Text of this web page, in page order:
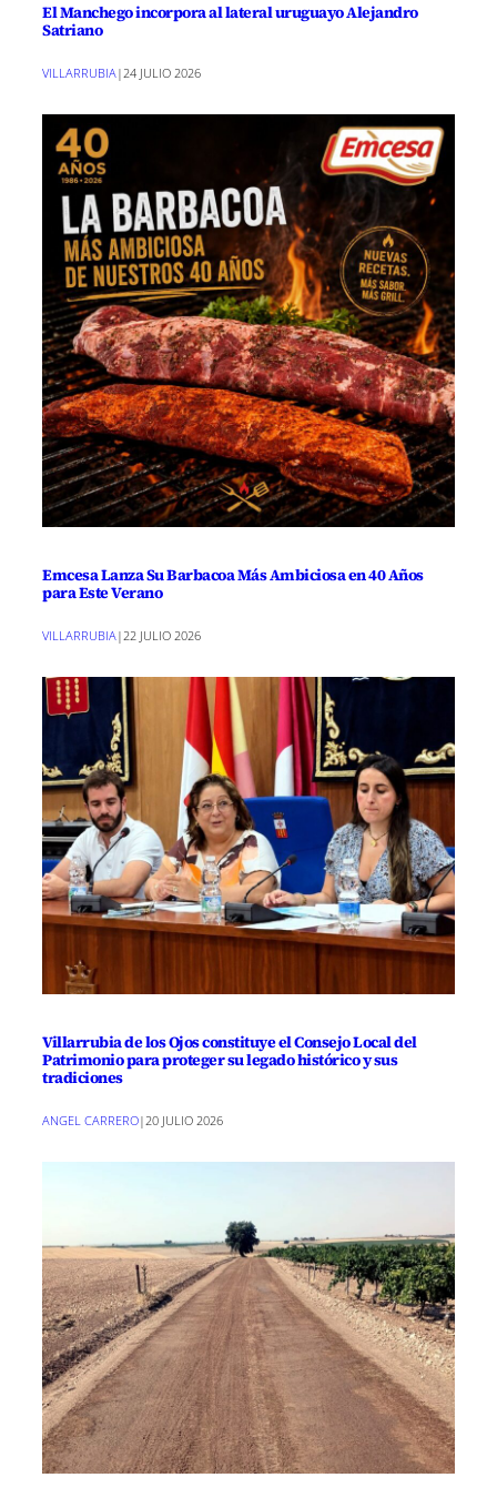
El Manchego incorpora al lateral uruguayo Alejandro
Satriano
VILLARRUBIA|24 JULIO 2026
Emcesa Lanza Su Barbacoa Más Ambiciosa en 40 Años
para Este Verano
VILLARRUBIA | 22 JULIO 2026
Villarrubia de los Ojos constituye el Consejo Local del
Patrimonio para proteger su legado histórico y sus
tradiciones
ANGEL CARRERO|20 JULIO 2026